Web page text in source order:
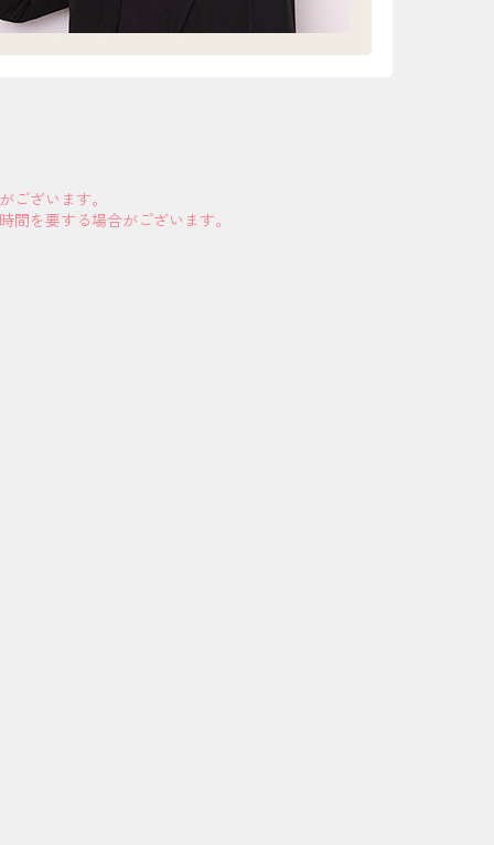
ざいます。
を要する場合がございます。